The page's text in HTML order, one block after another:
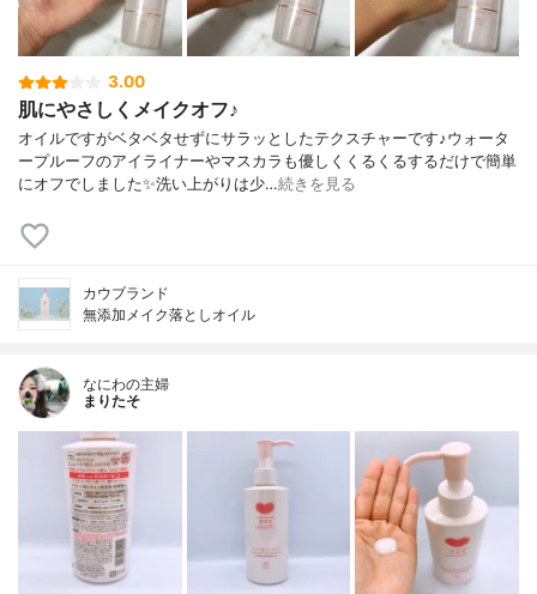
3.00
肌にやさしくメイクオフ♪
オイルですがベタベタせずにサラッとしたテクスチャーです♪ウォータ
ープルーフのアイライナーやマスカラも優しくくるくるするだけで簡単
にオフでしました✨洗い上がりは少…続きを見る
カウブランド
無添加メイク落としオイル
なにわの主婦
まりたそ